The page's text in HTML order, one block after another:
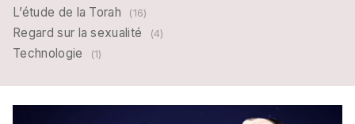
L’étude de la Torah (16)
Regard sur la sexualité (4)
Technologie (1)